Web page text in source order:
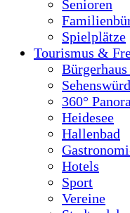
Senioren
Spielplätze
Tourismus &
360°
Heidesee
Hallenbad
Hotels
Sport
Vereine